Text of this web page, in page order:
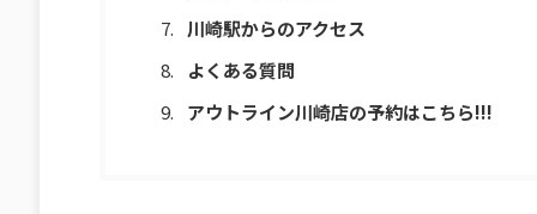
川崎駅からのアクセス
よくある質問
アウトライン川崎店の予約はこちら!!!